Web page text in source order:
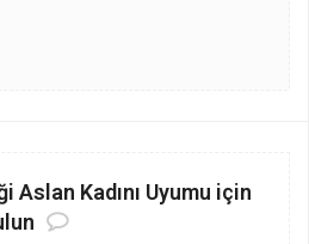
Aslan Kadını Uyumu için